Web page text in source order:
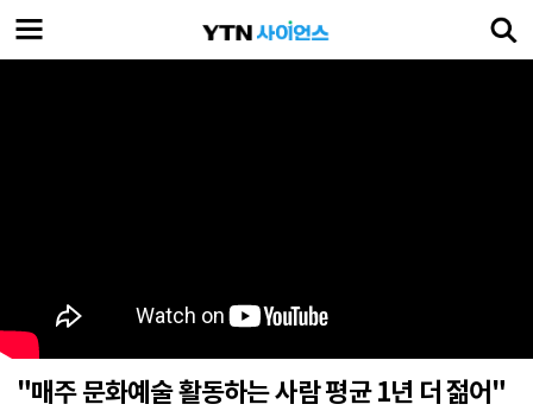
"매주 문화예술 활동하는 사람 평균 1년 더 젊어"